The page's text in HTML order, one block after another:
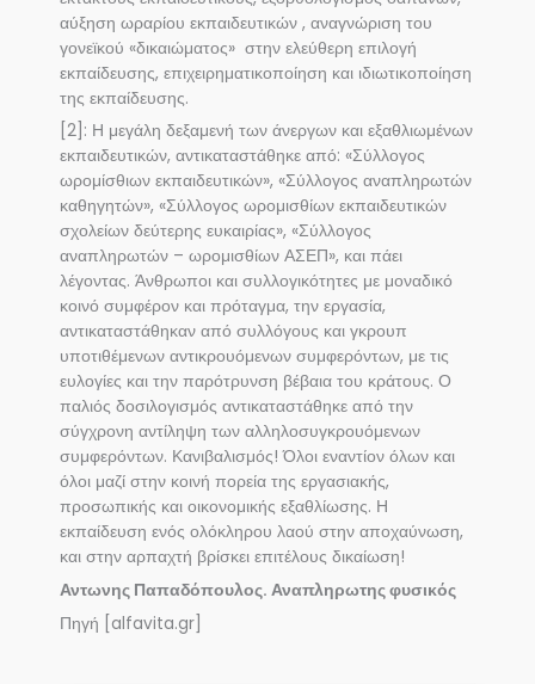
αύξηση ωραρίου εκπαιδευτικών , αναγνώριση του
γονεϊκού «δικαιώματος» στην ελεύθερη επιλογή
εκπαίδευσης, επιχειρηματικοποίηση και ιδιωτικοποίηση
της εκπαίδευσης.
[2]: Η μεγάλη δεξαμενή των άνεργων και εξαθλιωμένων
εκπαιδευτικών, αντικαταστάθηκε από: «Σύλλογος
ωρομίσθιων εκπαιδευτικών», «Σύλλογος αναπληρωτών
καθηγητών», «Σύλλογος ωρομισθίων εκπαιδευτικών
σχολείων δεύτερης ευκαιρίας», «Σύλλογος
αναπληρωτών – ωρομισθίων ΑΣΕΠ», και πάει
λέγοντας. Άνθρωποι και συλλογικότητες με μοναδικό
κοινό συμφέρον και πρόταγμα, την εργασία,
αντικαταστάθηκαν από συλλόγους και γκρουπ
υποτιθέμενων αντικρουόμενων συμφερόντων, με τις
ευλογίες και την παρότρυνση βέβαια του κράτους. Ο
παλιός δοσιλογισμός αντικαταστάθηκε από την
σύγχρονη αντίληψη των αλληλοσυγκρουόμενων
συμφερόντων. Κανιβαλισμός! Όλοι εναντίον όλων και
όλοι μαζί στην κοινή πορεία της εργασιακής,
προσωπικής και οικονομικής εξαθλίωσης. Η
εκπαίδευση ενός ολόκληρου λαού στην αποχαύνωση,
και στην αρπαχτή βρίσκει επιτέλους δικαίωση!
Αντωνης Παπαδόπουλος. Αναπληρωτης φυσικός
Πηγή [alfavita.gr]